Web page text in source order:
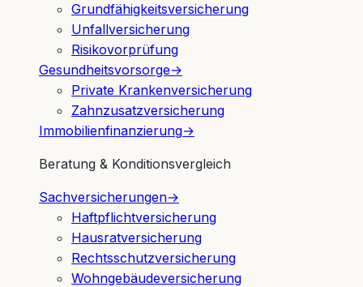
Grundfähigkeitsversicherung
Unfallversicherung
Risikovorprüfung
Gesundheitsvorsorge→
Private Krankenversicherung
Zahnzusatzversicherung
Immobilienfinanzierung→
Beratung & Konditionsvergleich
Sachversicherungen→
Haftpflichtversicherung
Hausratversicherung
Rechtsschutzversicherung
Wohngebäudeversicherung